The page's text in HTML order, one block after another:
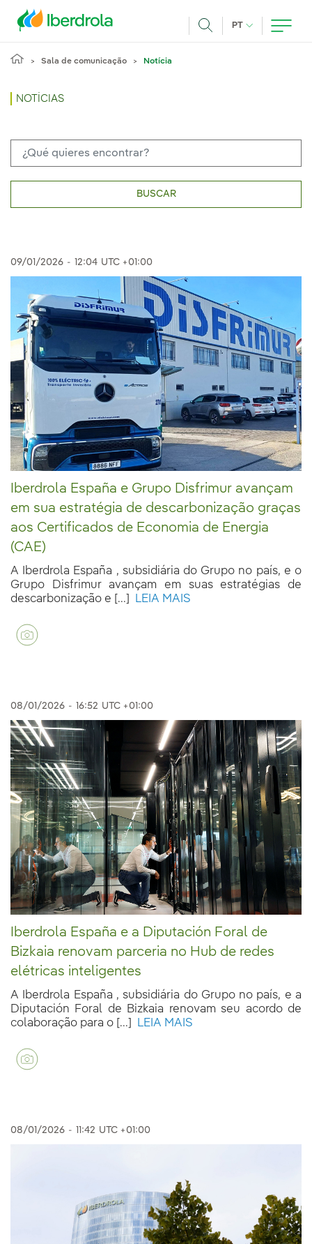
PT IDIOMA ATUAL,
Sala de comunicação Notícia
NOTÍCIAS
BUSCAR
09/01/2026 - 12:04 UTC +01:00
Iberdrola España e Grupo Disfrimur avançam
em sua estratégia de descarbonização graças
aos Certificados de Economia de Energia
(CAE)
A Iberdrola España , subsidiária do Grupo no país, e o
Grupo Disfrimur avançam em suas estratégias de
descarbonização e [...]
LEIA MAIS
08/01/2026 - 16:52 UTC +01:00
Iberdrola España e a Diputación Foral de
Bizkaia renovam parceria no Hub de redes
elétricas inteligentes
A Iberdrola España , subsidiária do Grupo no país, e a
Diputación Foral de Bizkaia renovam seu acordo de
colaboração para o [...]
LEIA MAIS
08/01/2026 - 11:42 UTC +01:00